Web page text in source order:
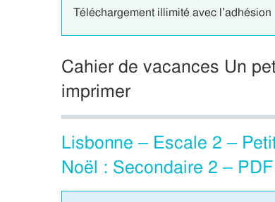
Téléchargement illimité avec l’adhésion
Cahier de vacances Un
imprimer
Lisbonne – Escale 2 –
Noël : Secondaire 2 –